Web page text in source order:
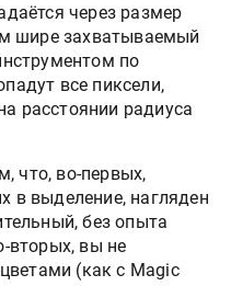
через размер
шире захватываемый
по
все пиксели,
расстоянии радиуса
что, во-первых,
в выделение, нагляден
без опыта
вторых, вы не
(как с Magic